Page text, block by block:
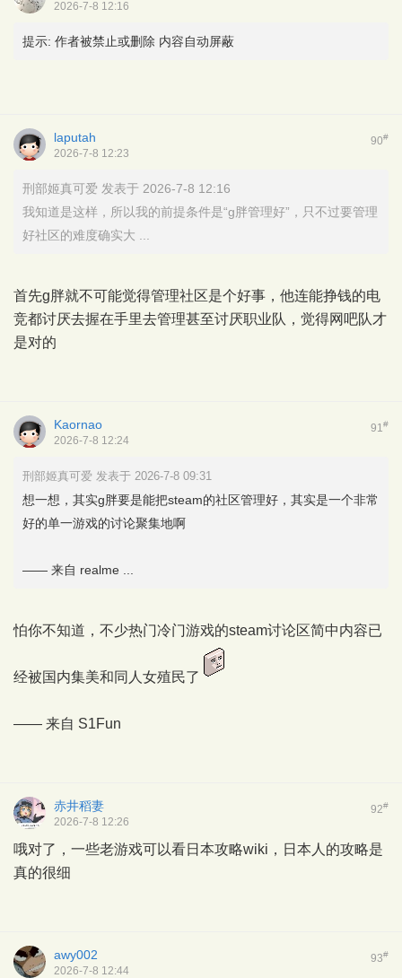
2026-7-8 12:16
提示: 作者被禁止或删除 内容自动屏蔽
90#
laputah
2026-7-8 12:23
刑部姬真可爱 发表于 2026-7-8 12:16
我知道是这样，所以我的前提条件是“g胖管理好”，只不过要管理
好社区的难度确实大 ...
首先g胖就不可能觉得管理社区是个好事，他连能挣钱的电
竞都讨厌去握在手里去管理甚至讨厌职业队，觉得网吧队才
是对的
91#
Kaornao
2026-7-8 12:24
刑部姬真可爱 发表于 2026-7-8 09:31
想一想，其实g胖要是能把steam的社区管理好，其实是一个非常
好的单一游戏的讨论聚集地啊
—— 来自 realme ...
怕你不知道，不少热门冷门游戏的steam讨论区简中内容已
经被国内集美和同人女殖民了
—— 来自 S1Fun
92#
赤井稻妻
2026-7-8 12:26
哦对了，一些老游戏可以看日本攻略wiki，日本人的攻略是
真的很细
93#
awy002
2026-7-8 12:44